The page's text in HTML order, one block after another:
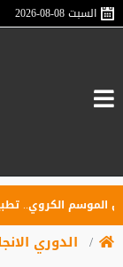
السبت2026-08-08
الكروي.. تطبيق
الدوري